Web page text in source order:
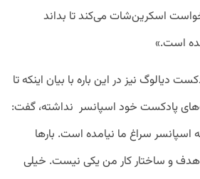
اسکرین‌شات می‌کند تا بداند
است.»
دیالوگ نیز در این باره با بیان اینکه تا
پادکست خود اسپانسر نداشته، گفت:
سراغ ما نیامده است. بارها
و ساختار کار من یکی نیست. خیلی